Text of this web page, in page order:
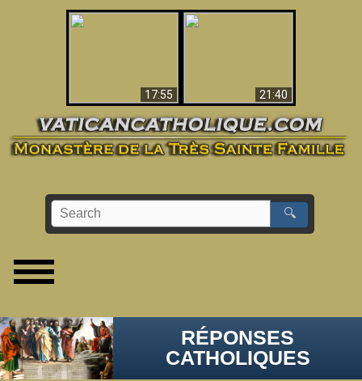
17:55
21:40
🔍
RÉPONSES
CATHOLIQUES